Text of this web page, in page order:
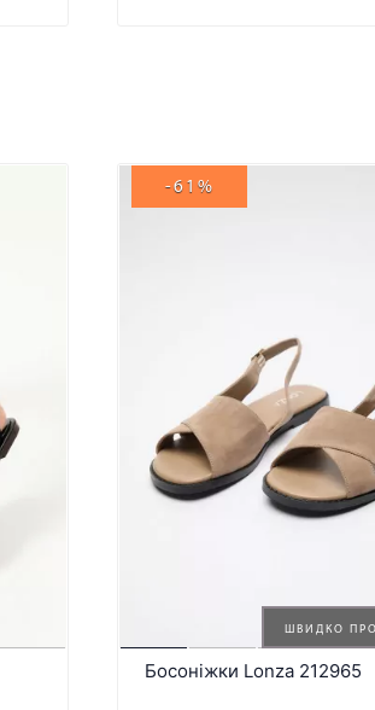
ШВИДКО
-61%
Босоніжки Lonza 212965